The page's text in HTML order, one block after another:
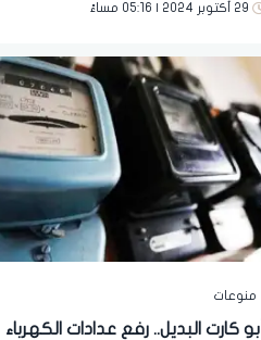
29 أكتوبر 2024 | 05:16 مساءً
منوعات
أبو كارت البديل.. رفع عدادات الكهرباء